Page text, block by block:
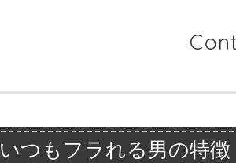
いつもフラれる男の特徴